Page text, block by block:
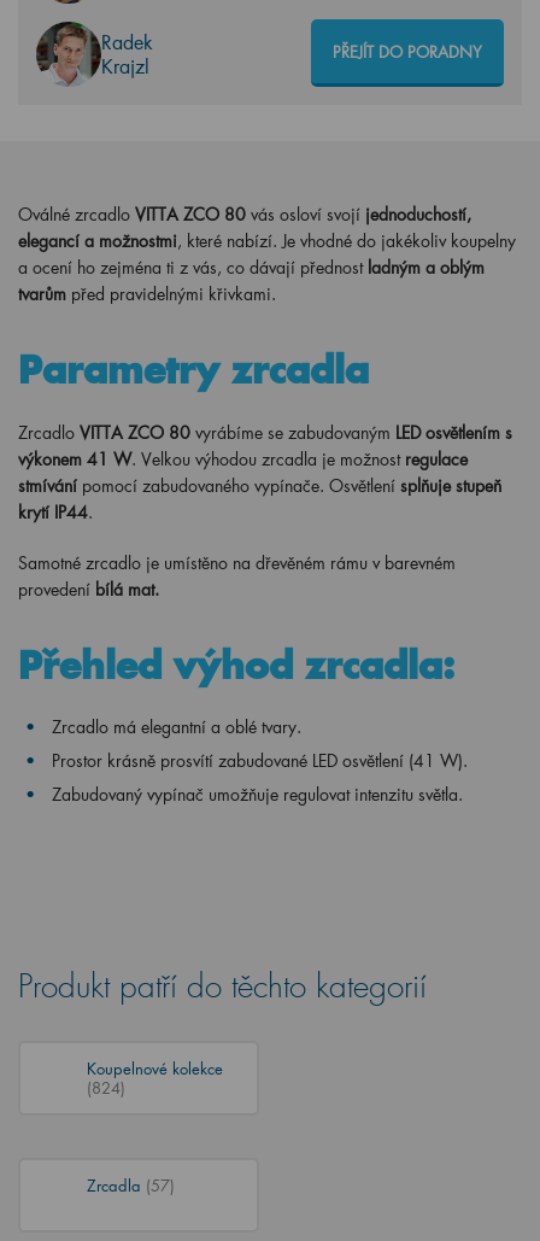
Radek
Krajzl
PŘEJÍT DO PORADNY
Oválné zrcadlo VITTA ZCO 80 vás osloví svojí jednoduchostí,
elegancí a možnostmi, které nabízí. Je vhodné do jakékoliv koupelny
a ocení ho zejména ti z vás, co dávají přednost ladným a oblým
tvarům před pravidelnými křivkami.
Parametry zrcadla
Zrcadlo VITTA ZCO 80 vyrábíme se zabudovaným LED osvětlením s
výkonem 41 W. Velkou výhodou zrcadla je možnost regulace
stmívání pomocí zabudovaného vypínače. Osvětlení splňuje stupeň
krytí IP44.
Samotné zrcadlo je umístěno na dřevěném rámu v barevném
provedení bílá mat.
Přehled výhod zrcadla:
Zrcadlo má elegantní a oblé tvary.
Prostor krásně prosvítí zabudované LED osvětlení (41 W).
Zabudovaný vypínač umožňuje regulovat intenzitu světla.
Produkt patří do těchto kategorií
Koupelnové kolekce
(824)
Zrcadla (57)